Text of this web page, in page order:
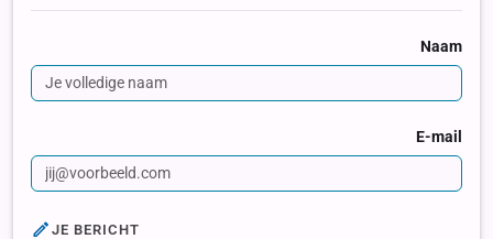
Naam
E-mail
JE BERICHT